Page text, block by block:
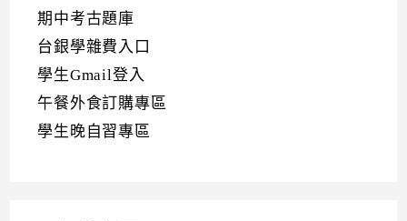
期中考古題庫
台銀學雜費入口
學生Gmail登入
午餐外食訂購專區
學生晚自習專區